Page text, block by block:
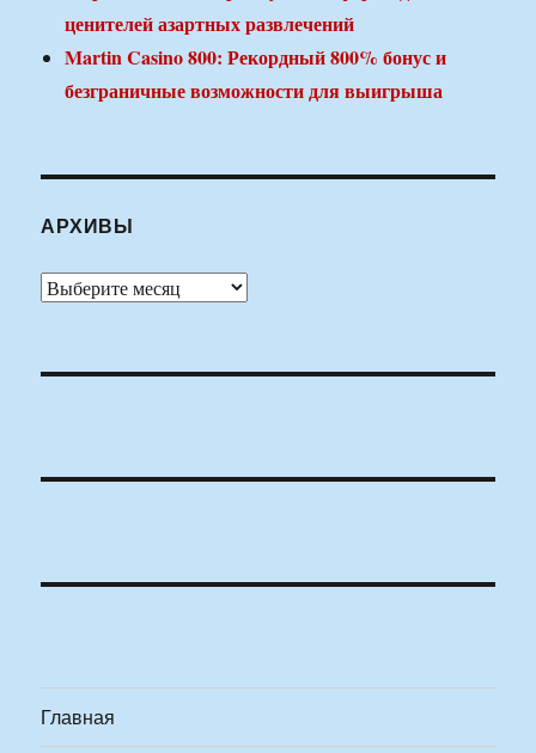
ценителей азартных развлечений
Martin Casino 800: Рекордный 800% бонус и
безграничные возможности для выигрыша
АРХИВЫ
Архивы
Главная